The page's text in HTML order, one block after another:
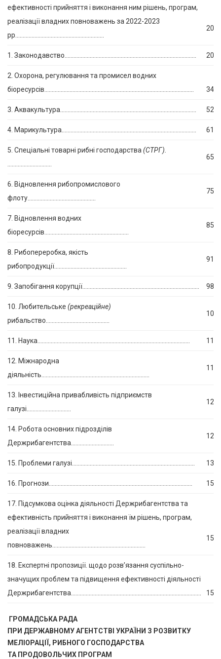
ефективності прийняття і виконання ним рішень, програм,
реалізації владних повноважень за 2022-2023
рр……………………………………………………
20
1. Законодавство…………………………………………………………………………….. 20
2. Охорона, регулювання та промисел водних
біоресурсів………………………………………………………………………………………..
34
3. Аквакультура……………………………………………………………………………….. 52
4. Марикультура………………………………………………………………………………. 61
5. Спеціальні товарні рибні господарства (СТРГ).
65
6. Відновлення рибопромислового
флоту……………………………………….
75
7. Відновлення водних
біоресурсів…………………………………………………
85
8. Рибопереробка, якість
рибопродукції………………………………………….
91
9. Запобігання корупції……………………………………………………………………. 98
10. Любительське (рекреаційне)
рибальство…………………………………….
102
11. Наука…………………………………………………………………………………………. 110
12. Міжнародна
діяльність……………………………………………………………….
114
13. Інвестиційна привабливість підприємств
галузі…………………………
121
14. Робота основних підрозділів
Держрибагентства………………………..
125
15. Проблеми галузі……………………………………………………………………….. 134
16. Прогнози……………………………………………………………………………………. 152
17. Підсумкова оцінка діяльності Держрибагентства та
ефективність прийняття і виконання їм рішень, програм,
реалізації владних
повноважень………………………………………………………
157
18. Експертні пропозиції. щодо розв’язання суспільно-
значущих проблем та підвищення ефективності діяльності
Держрибагентства…………………………………………………………………………….
159
ГРОМАДСЬКА РАДА
ПРИ ДЕРЖАВНОМУ АГЕНТСТВІ УКРАЇНИ З РОЗВИТКУ
МЕЛІОРАЦІЇ, РИБНОГО ГОСПОДАРСТВА
ТА ПРОДОВОЛЬЧИХ ПРОГРАМ